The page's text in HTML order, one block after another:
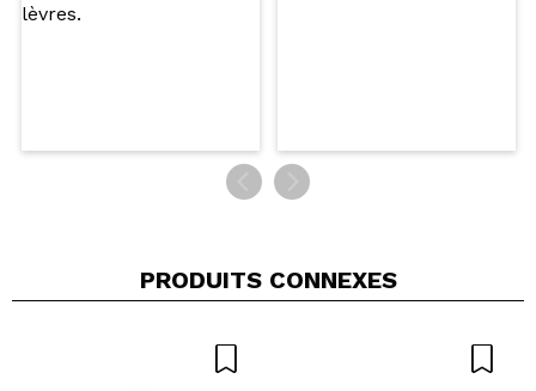
PRODUITS CONNEXES